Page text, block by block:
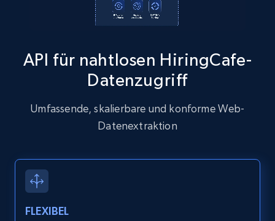
Gratis testen
Zillow properties listing information
Zpid, City, State, HomeStatus, Address,
IsListingClaimedByCurrentSignedInUser,
IsCurrentSignedInAgentResponsible, Bedrooms,
API für nahtlosen HiringCafe-
Datenzugriff
Umfassende, skalierbare und konforme Web-
Datenextraktion
FLEXIBEL